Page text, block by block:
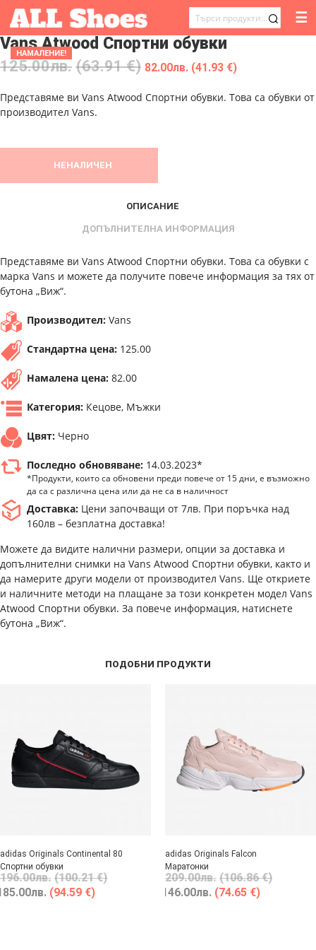
ТЪРСЕНЕ
ЗА:
☰
НАМАЛЕНИЕ!
Vans Atwood Спортни обувки
125.00лв. (63.91 €) 82.00лв. (41.93 €)
Представяме ви Vans Atwood Спортни обувки. Това са обувки от
производител Vans.
НЕНАЛИЧЕН
ОПИСАНИЕ
ДОПЪЛНИТЕЛНА ИНФОРМАЦИЯ
Представяме ви Vans Atwood Спортни обувки. Това са обувки с
марка Vans и можете да получите повече информация за тях от
бутона „Виж“.
Производител: Vans
Стандартна цена: 125.00
Намалена цена: 82.00
Категория: Кецове, Мъжки
Цвят: Черно
Последно обновяване: 14.03.2023*
*Продукти, които са обновени преди повече от 15 дни, е възможно
да са с различна цена или да не са в наличност
Доставка: Цени започващи от 7лв. При поръчка над
160лв – безплатна доставка!
Можете да видите налични размери, опции за доставка и
допълнителни снимки на Vans Atwood Спортни обувки, както и
да намерите други модели от производител Vans. Ще откриете
и наличните методи на плащане за този конкретен модел Vans
Atwood Спортни обувки. За повече информация, натиснете
бутона „Виж“.
ПОДОБНИ ПРОДУКТИ
adidas Originals Continental 80
Спортни обувки
196.00лв. (100.21 €)
лв. (94.59 €)
adidas Originals Falcon
Маратонки
209.00лв. (106.86 €)
146.00лв. (74.65 €)